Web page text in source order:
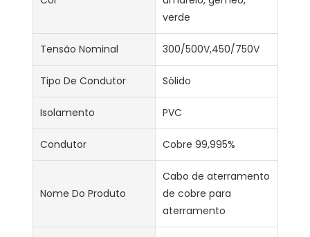
verde
Tensão Nominal 300/500V,450/750V
Tipo De Condutor Sólido
Isolamento PVC
Condutor Cobre 99,995%
Nome Do Produto
Cabo de aterramento
de cobre para
aterramento